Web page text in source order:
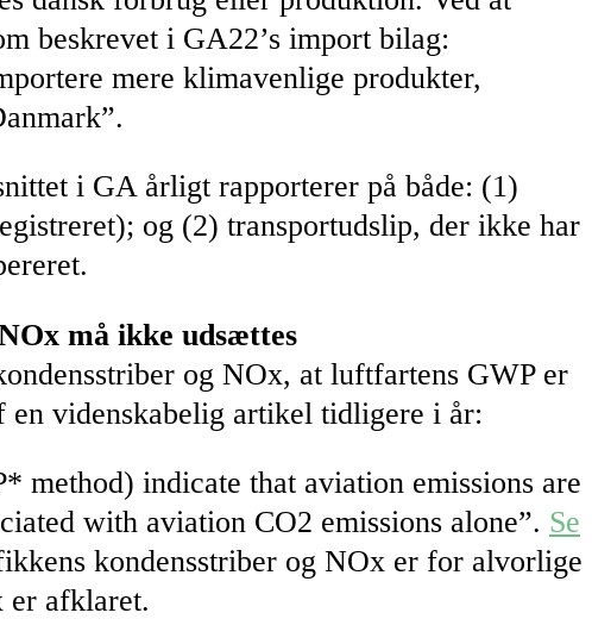
beskrevet i GA22’s import bilag:
mere klimavenlige produkter,
i GA årligt rapporterer på både: (1)
og (2) transportudslip, der ikke har
må ikke udsættes
og NOx, at luftfartens GWP er
videnskabelig artikel tidligere i år:
method) indicate that aviation emissions are
with aviation CO2 emissions alone”. Se
kondensstriber og NOx er for alvorlige
er afklaret.